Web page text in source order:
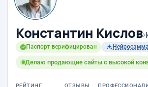
Константин Кислов›
Паспорт верифицирован
Делаю продающие сайты с высокой